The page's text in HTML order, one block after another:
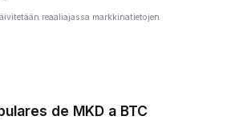
reaaliajassa markkinatietojen
de MKD a BTC